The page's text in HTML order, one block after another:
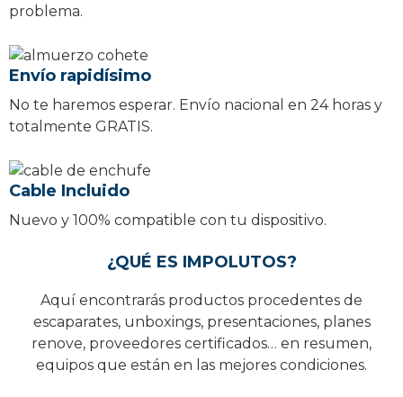
problema.
Envío rapidísimo
No te haremos esperar. Envío nacional en 24 horas y
totalmente GRATIS.
Cable Incluido
Nuevo y 100% compatible con tu dispositivo.
¿QUÉ ES IMPOLUTOS?
Aquí encontrarás productos procedentes de
escaparates, unboxings, presentaciones, planes
renove, proveedores certificados… en resumen,
equipos que están en las mejores condiciones.